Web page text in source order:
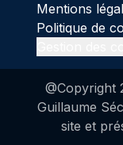
Mentions
Politique de
@Copyright
Guillaume
site et